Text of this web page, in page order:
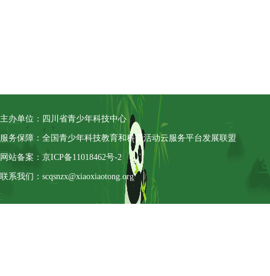
主办单位：四川省青少年科技中心
服务保障：全国青少年科技教育和科普活动云服务平台发展联盟
网站备案：京ICP备11018462号-2
联系我们：scqsnzx@xiaoxiaotong.org